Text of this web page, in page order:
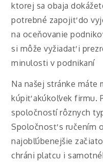
ktorej sa obaja
potrebné zapojiť do
na oceňovanie
si môže vyžiadať i
minulosti v podnikaní
Na našej stránke máte
kúpiť akúkoľvek firmu.
spoločností rôznych
Spoločnosť s ručením
najobľúbenejšie
chráni platcu i